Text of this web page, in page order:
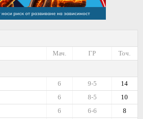
Точ.
ГР
Мач.
14
9-5
6
10
8-5
6
8
6-6
6